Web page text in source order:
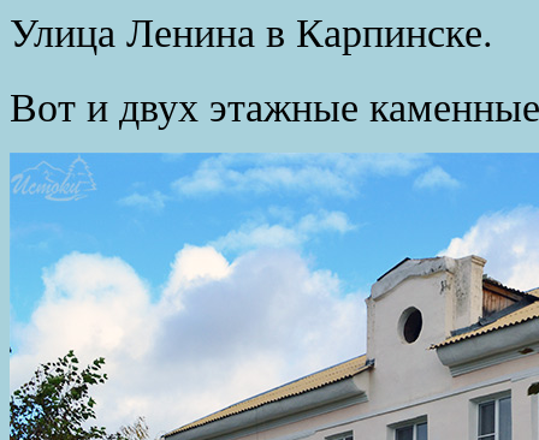
Улица Ленина в Карпинске.
Вот и двух этажные